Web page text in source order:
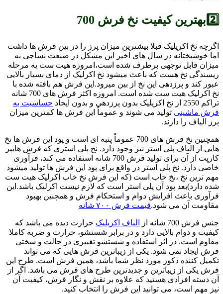
2️⃣بهترین کیفیت نخ فرش 700
اگرچه نخ اکریلیک قبلا بیشترین میزان پرز را در بین فرش ها داشت
اما خوشبختانه در سال های اخیر این مشکل در صنعت نساجی به
میزان قابل توجهی برطرف شده است،امروزه هیت ست یه مرحله
ریسندگی نخ هست که باعث میشود نخ اکرلیک از دمای بسیار بالایی
عبور کند و پرزدهی این نخ از بین میرود.این فرش هم بافته شده با
نخ اکرلیک هیت ست شده است. امروزه اکثر فرش های 700 شانه
تراکم 2550 از نخ اکریلیک بدون پرزدهی و بدون ایجاد
حساسیت به
فرش ماشینی تولید می شوند و عموماً این فرش ها کمترین میزان
پرز الیاف را دارند.
همچنین نخ فرش های 700 عموماً پنبه ای است و پود این فرش ها نخ
هایی از الیاف پلی استر نیز وجود دارد. نخ پلی استری که فرش هایپر
کارپت از آن برای تولید فرش 700 شانه استفاده می کند، فرآوری
خاصی دارد. نخ پلی استر در واقع برای پود این فرش ها تولید میشود
مهم ترین نخ ،نخ خاب است (که این فرش نخ خاب اکرلیک هیت ست
شده دارد)بعد پود آن پلی استر است که لازم نیست اکرلیک باشد.این
فرآوری باعث افزایش دوام و استحکام فرش و همچنین بهبود
مقاومت آن می شود.قیمت فرش ۷۰۰ شانه
جنس فرش 700 شانه از الیاف اکریلیک حرارت دیده می باشد که
کیفیت و دوام بالایی دارد و در برابر شستشو، حرارت و ضربه کاملا
مقاوم است. در اثر استفاده و شستشو تغییری در حالت و سختی
فرش ایجاد نمی شود. یکی از زیباترین فرش هایی که می تواند
تکمیل کننده دکور مورد نظر شما باشد، همین فرش است. طرح این
فرش یکی از زیباترین و جدیدترین طرح های فرش می باشد. اگر از
آن دسته افرادی هستید که علاوه بر نقش و نگار فرش، کیفیت آن
نیز مهم است، می توانید این فرش را انتخاب کنید.